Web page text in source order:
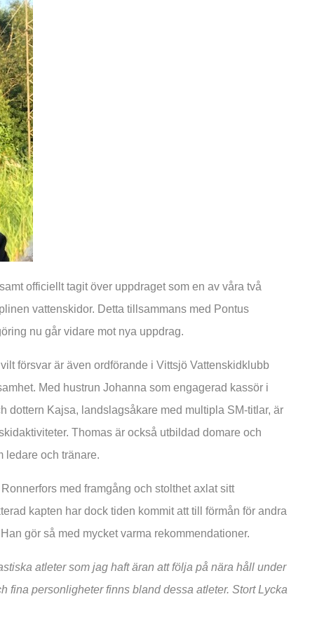
officiellt tagit över uppdraget som en av våra två
vattenskidor. Detta tillsammans med Pontus
nu går vidare mot nya uppdrag.
försvar är även ordförande i Vittsjö Vattenskidklubb
Med hustrun Johanna som engagerad kassör i
dottern Kajsa, landslagsåkare med multipla SM-titlar, är
Thomas är också utbildad domare och
ledare och tränare.
med framgång och stolthet axlat sitt
kapten har dock tiden kommit att till förmån för andra
gör så med mycket varma rekommendationer.
atleter som jag haft äran att följa på nära håll under
fina personligheter finns bland dessa atleter. Stort Lycka